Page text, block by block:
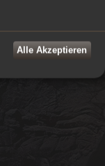
Alle Akzeptieren